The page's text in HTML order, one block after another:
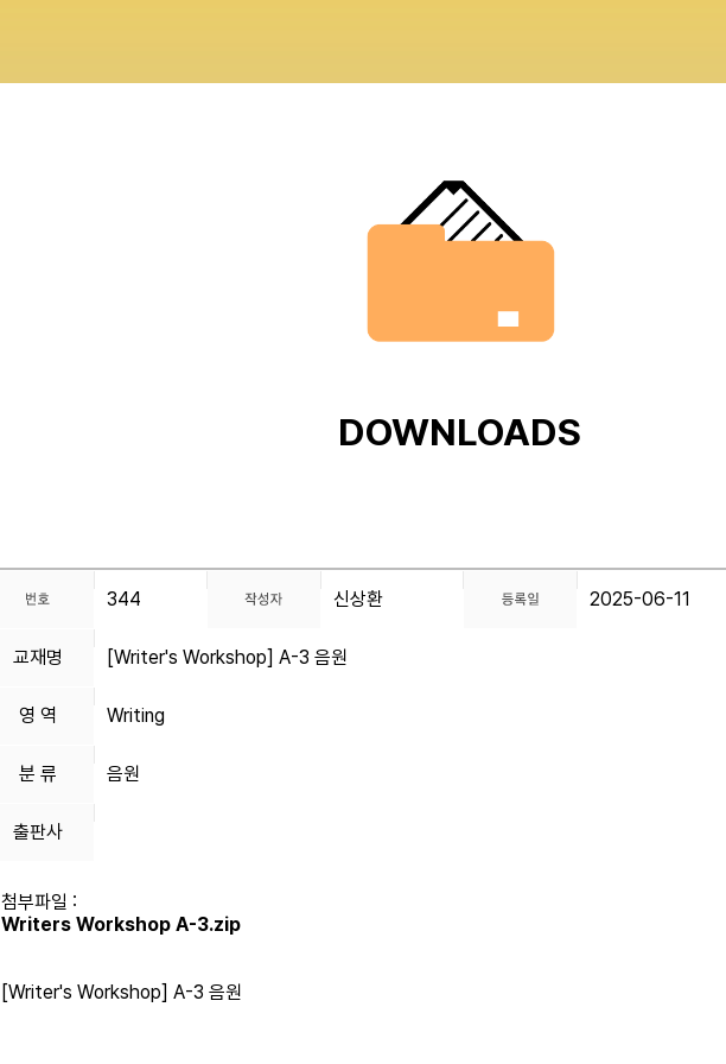
DOWNLOADS
344 신상환 2025-06-11
교재명 [Writer's Workshop] A-3 음원
영 역 Writing
분 류 음원
출판사
첨부파일 :
Writers Workshop A-3.zip
[Writer's Workshop] A-3 음원